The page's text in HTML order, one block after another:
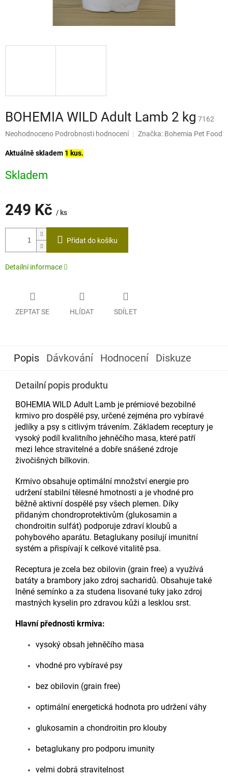
BOHEMIA WILD Adult Lamb 2 kg 7162
Průměrné
produktu
0,0
z
Neohodnoceno Podrobnosti hodnocení Značka: Bohemia Pet Food
Aktuálně skladem 1 kus.
Skladem
249 Kč / ks
Měrná
Přidat do košíku
Detailní informace
ZEPTAT SE HLÍDAT SDÍLET
Popis Dávkování Hodnocení Diskuze
Detailní popis produktu
BOHEMIA WILD Adult Lamb je prémiové bezobilné
krmivo pro dospělé psy, určené zejména pro vybíravé
jedlíky a psy s citlivým trávením. Základem receptury je
vysoký podíl kvalitního jehněčího masa, které patří
mezi lehce stravitelné a dobře snášené zdroje
živočišných bílkovin.
Krmivo obsahuje optimální množství energie pro
udržení stabilní tělesné hmotnosti a je vhodné pro
běžně aktivní dospělé psy všech plemen. Díky
přidaným chondroprotektivům (glukosamin a
chondroitin sulfát) podporuje zdraví kloubů a
pohybového aparátu. Betaglukany posilují imunitní
systém a přispívají k celkové vitalitě psa.
Receptura je zcela bez obilovin (grain free) a využívá
batáty a brambory jako zdroj sacharidů. Obsahuje také
lněné semínko a za studena lisované tuky jako zdroj
mastných kyselin pro zdravou kůži a lesklou srst.
Hlavní přednosti krmiva:
vysoký obsah jehněčího masa
vhodné pro vybíravé psy
bez obilovin (grain free)
optimální energetická hodnota pro udržení váhy
glukosamin a chondroitin pro klouby
betaglukany pro podporu imunity
velmi dobrá stravitelnost